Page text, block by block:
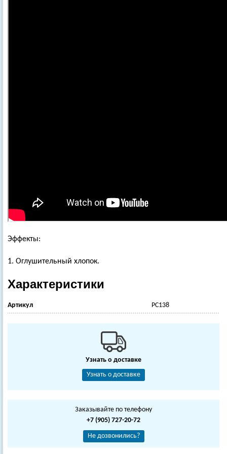
Эффекты:
1. Оглушительный хлопок.
Характеристики
Артикул РС138
Узнать о доставке
Узнать о доставке
Заказывайте по телефону
+7 (905) 727-20-72
Не дозвонились?